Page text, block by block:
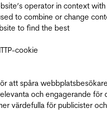
operator in context with
to combine or change
to find the best
cookie
att spåra
och engagerande för
värdefulla för publicister och